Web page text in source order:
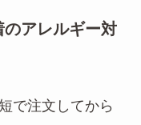
のアレルギー対
で注文してから